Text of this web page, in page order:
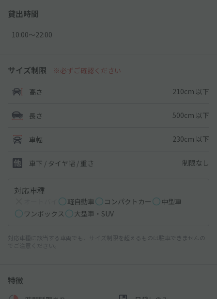
貸出時間
10:00〜22:00
サイズ制限 ※必ずご確認ください
高さ 210cm 以下
長さ 500cm 以下
車幅 230cm 以下
車下 / タイヤ幅 / 重さ 制限なし
対応車種
軽自動車 コンパクトカー
中型車
ワンボックス
大型車・SUV
対応車種に該当する車両でも、サイズ制限を超えるものは駐車できませんの
でご注意ください。
特徴